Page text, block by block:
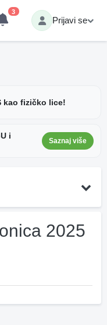
3
Prijavi se
kao fizičko lice!
i
Saznaj više
2025